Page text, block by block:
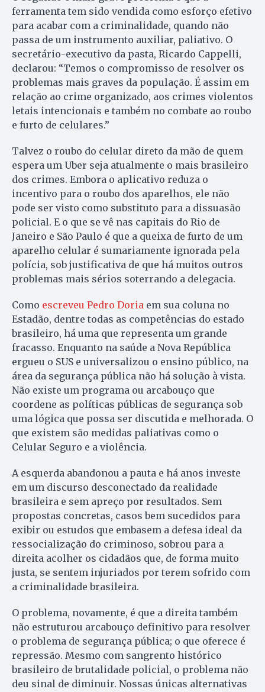
ferramenta tem sido vendida como esforço efetivo
para acabar com a criminalidade, quando não
passa de um instrumento auxiliar, paliativo. O
secretário-executivo da pasta, Ricardo Cappelli,
declarou: “Temos o compromisso de resolver os
problemas mais graves da população. É assim em
relação ao crime organizado, aos crimes violentos
letais intencionais e também no combate ao roubo
e furto de celulares.”
Talvez o roubo do celular direto da mão de quem
espera um Uber seja atualmente o mais brasileiro
dos crimes. Embora o aplicativo reduza o
incentivo para o roubo dos aparelhos, ele não
pode ser visto como substituto para a dissuasão
policial. E o que se vê nas capitais do Rio de
Janeiro e São Paulo é que a queixa de furto de um
aparelho celular é sumariamente ignorada pela
polícia, sob justificativa de que há muitos outros
problemas mais sérios soterrando a delegacia.
Como escreveu Pedro Doria em sua coluna no
Estadão, dentre todas as competências do estado
brasileiro, há uma que representa um grande
fracasso. Enquanto na saúde a Nova República
ergueu o SUS e universalizou o ensino público, na
área da segurança pública não há solução à vista.
Não existe um programa ou arcabouço que
coordene as políticas públicas de segurança sob
uma lógica que possa ser discutida e melhorada. O
que existem são medidas paliativas como o
Celular Seguro e a violência.
A esquerda abandonou a pauta e há anos investe
em um discurso desconectado da realidade
brasileira e sem apreço por resultados. Sem
propostas concretas, casos bem sucedidos para
exibir ou estudos que embasem a defesa ideal da
ressocialização do criminoso, sobrou para a
direita acolher os cidadãos que, de forma muito
justa, se sentem injuriados por terem sofrido com
a criminalidade brasileira.
O problema, novamente, é que a direita também
não estruturou arcabouço definitivo para resolver
o problema de segurança pública; o que oferece é
repressão. Mesmo com sangrento histórico
brasileiro de brutalidade policial, o problema não
deu sinal de diminuir. Nossas únicas alternativas